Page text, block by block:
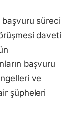
başvuru süreci
daveti
başvuru
ve
şüpheleri